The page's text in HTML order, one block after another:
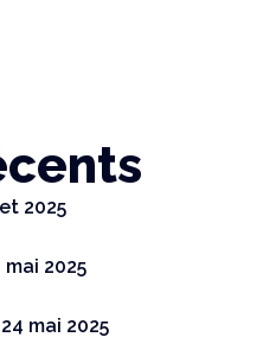
2025
2025
mai 2025